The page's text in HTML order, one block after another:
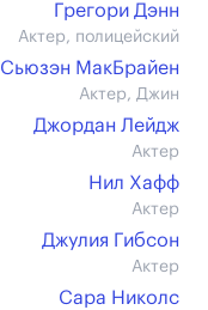
Грегори Дэнн
Актер, полицейский
Сьюзэн МакБрайен
Актер, Джин
Джордан Лейдж
Актер
Нил Хафф
Актер
Джулия Гибсон
Актер
Сара Николс